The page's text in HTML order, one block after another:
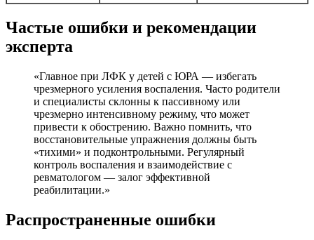
Частые ошибки и рекомендации
эксперта
«Главное при ЛФК у детей с ЮРА — избегать
чрезмерного усиления воспаления. Часто родители
и специалисты склонны к пассивному или
чрезмерно интенсивному режиму, что может
привести к обострению. Важно помнить, что
восстановительные упражнения должны быть
«тихими» и подконтрольными. Регулярный
контроль воспаления и взаимодействие с
ревматологом — залог эффективной
реабилитации.»
Распространенные ошибки